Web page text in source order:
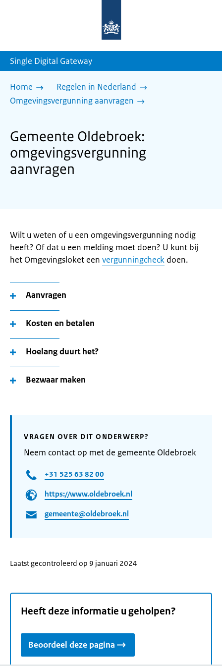
homepage
Single Digital Gateway
Home
Regelen in Nederland
Omgevingsvergunning aanvragen
Gemeente Oldebroek:
omgevingsvergunning
aanvragen
Wilt u weten of u een omgevingsvergunning nodig
heeft? Of dat u een melding moet doen? U kunt bij
het Omgevingsloket een vergunningcheck doen.
Aanvragen
Kosten en betalen
Hoelang duurt het?
Bezwaar maken
VRAGEN OVER DIT ONDERWERP?
Neem contact op met de gemeente Oldebroek
+31 525 63 82 00
https://www.oldebroek.nl
gemeente@oldebroek.nl
Laatst gecontroleerd op 9 januari 2024
Heeft deze informatie u geholpen?
Beoordeel deze pagina